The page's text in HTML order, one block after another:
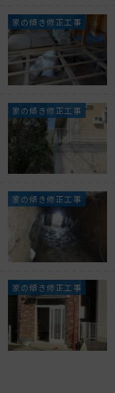
家の傾き修正工事
家の傾き修正工事
家の傾き修正工事
家の傾き修正工事